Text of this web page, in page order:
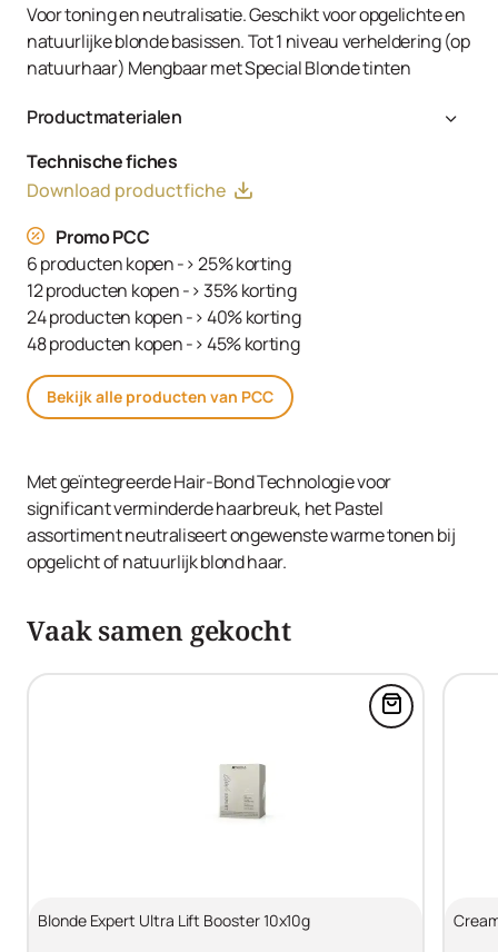
Voor toning en neutralisatie. Geschikt voor opgelichte en
natuurlijke blonde basissen. Tot 1 niveau verheldering (op
natuurhaar) Mengbaar met Special Blonde tinten
Productmaterialen
SE, Ammonium Hydroxide, Toluene-2,5-Diamine Sulfate,
Decyl Oleate, Sodium Cetearyl Sulfate, Resorcinol,
Tetrasodium EDTA, Parfum (Fragrance), Ethanolamine,
m-Aminophenol, Glycerin, 1,3-Bis-(2,4-Diaminophenoxy)
Propane HCl, Serine, PEG-12 Dimethicone, Ascorbic Acid,
Sodium Hydrosulfite, Carbomer, Sodium Sulfate,
Polyquaternium-2, Sodium Chloride, Linoleamidopropyl
PG-Dimonium Chloride Phosphate, Propylene Glycol
Technische fiches
Download productfiche
Promo PCC
6 producten kopen -> 25% korting
12 producten kopen -> 35% korting
24 producten kopen -> 40% korting
48 producten kopen -> 45% korting
Bekijk alle producten van PCC
Met geïntegreerde Hair-Bond Technologie voor
significant verminderde haarbreuk, het Pastel
assortiment neutraliseert ongewenste warme tonen bij
opgelicht of natuurlijk blond haar.
Vaak samen gekocht
Voeg
Blonde Expert Ultra Lift Booster 10x10g